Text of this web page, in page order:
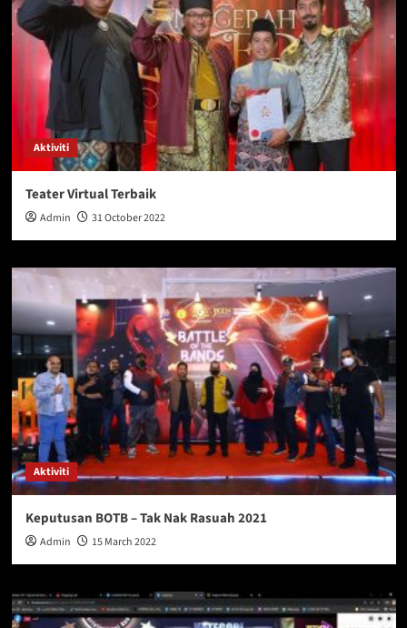
Aktiviti
Teater Virtual Terbaik
Admin 31 October 2022
Aktiviti
Keputusan BOTB – Tak Nak Rasuah 2021
Admin 15 March 2022